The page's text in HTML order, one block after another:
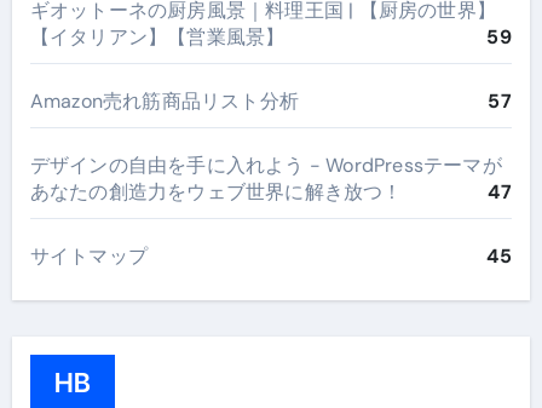
ギオットーネの厨房風景｜料理王国 | 【厨房の世界】
【イタリアン】【営業風景】
59
Amazon売れ筋商品リスト分析 57
デザインの自由を手に入れよう - WordPressテーマが
あなたの創造力をウェブ世界に解き放つ！
47
サイトマップ 45
HB